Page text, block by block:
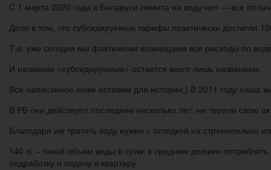
С 1 марта 2020 года в Беларуси лимита на воду нет — все
Дело в том, что субсидируемые тарифы практически достигли
Т.е. уже сегодня мы фактически возмещаем все расходы по
И название «субсидируемые» остается всего лишь названием.
Все написанное ниже оставим для истории;) В 2011 году наша
В РБ они действуют последние несколько лет, не теряли свою
Благодаря им тратить воду нужно с оглядкой на стремительно
140 л. – такой объем воды в сутки в среднем должен
подработку и подачу в квартиру.